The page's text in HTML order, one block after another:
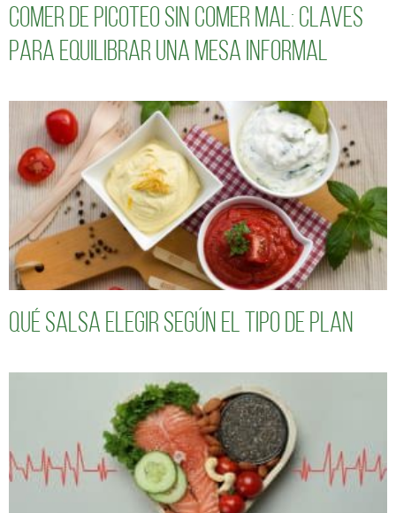
Comer de picoteo sin comer mal: claves
para equilibrar una mesa informal
Qué salsa elegir según el tipo de plan